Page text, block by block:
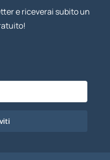
e riceverai subito un